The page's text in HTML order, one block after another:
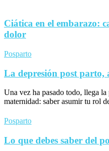
Ciática en el embarazo:
dolor
Posparto
La depresión post parto,
Una vez ha pasado todo, llega la
maternidad: saber asumir tu rol
Posparto
Lo que debes saber del